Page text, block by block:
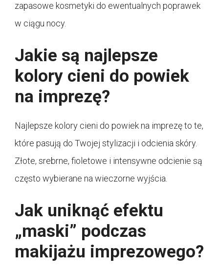
zapasowe kosmetyki do ewentualnych poprawek
w ciągu nocy.
Jakie są najlepsze
kolory cieni do powiek
na imprezę?
Najlepsze kolory cieni do powiek na imprezę to te,
które pasują do Twojej stylizacji i odcienia skóry.
Złote, srebrne, fioletowe i intensywne odcienie są
często wybierane na wieczorne wyjścia.
Jak uniknąć efektu
„maski” podczas
makijażu imprezowego?